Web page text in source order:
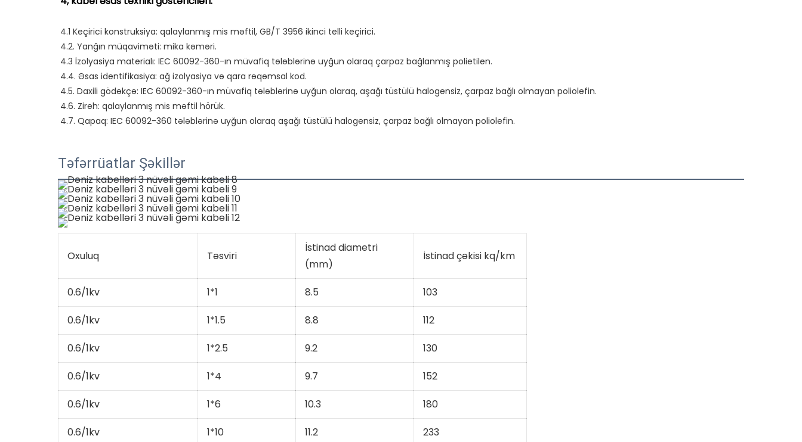
4.1 Keçirici konstruksiya: qalaylanmış mis məftil, GB/T 3956 ikinci telli keçirici.
4.2. Yanğın müqaviməti: mika kəməri.
4.3 İzolyasiya materialı: IEC 60092-360-ın müvafiq tələblərinə uyğun olaraq çarpaz bağlanmış polietilen.
4.4. Əsas identifikasiya: ağ izolyasiya və qara rəqəmsal kod.
4.5. Daxili gödəkçə: IEC 60092-360-ın müvafiq tələblərinə uyğun olaraq, aşağı tüstülü halogensiz, çarpaz bağlı olmayan poliolefin.
4.6. Zireh: qalaylanmış mis məftil hörük.
Təfərrüatlar Şəkillər
Oxuluq Təsviri
İstinad diametri
(mm)
İstinad çəkisi kq/km
0.6/1kv 1*1 8.5 103
0.6/1kv 1*1.5 8.8 112
0.6/1kv 1*2.5 9.2 130
0.6/1kv 1*4 9.7 152
0.6/1kv 1*6 10.3 180
0.6/1kv 1*10 11.2 233